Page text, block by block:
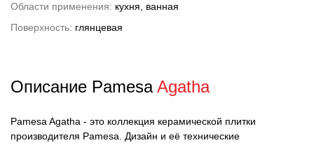
Области применения: кухня, ванная
Поверхность: глянцевая
Описание PamesaAgatha
Pamesa Agatha - это коллекция керамической плитки
производителя Pamesa. Дизайн и её технические